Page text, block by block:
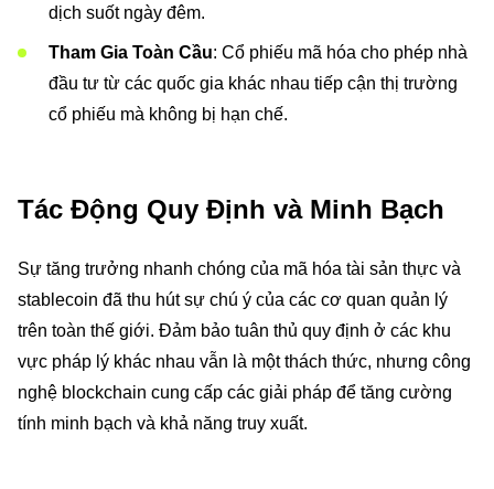
dịch suốt ngày đêm.
Tham Gia Toàn Cầu: Cổ phiếu mã hóa cho phép nhà
đầu tư từ các quốc gia khác nhau tiếp cận thị trường
cổ phiếu mà không bị hạn chế.
Tác Động Quy Định và Minh Bạch
Sự tăng trưởng nhanh chóng của mã hóa tài sản thực và
stablecoin đã thu hút sự chú ý của các cơ quan quản lý
trên toàn thế giới. Đảm bảo tuân thủ quy định ở các khu
vực pháp lý khác nhau vẫn là một thách thức, nhưng công
nghệ blockchain cung cấp các giải pháp để tăng cường
tính minh bạch và khả năng truy xuất.